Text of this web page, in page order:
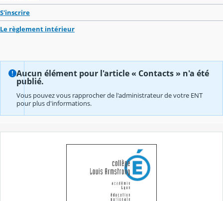
S'inscrire
Le règlement intérieur
Aucun élément pour l'article « Contacts » n'a été
publié.
Vous pouvez vous rapprocher de l'administrateur de votre ENT
pour plus d'informations.